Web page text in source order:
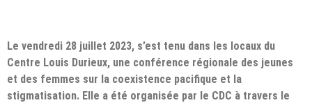
Le vendredi 28 juillet 2023, s’est tenu dans les locaux du
Centre Louis Durieux, une conférence régionale des jeunes
et des femmes sur la coexistence pacifique et la
stigmatisation. Elle a été organisée par le CDC à travers le